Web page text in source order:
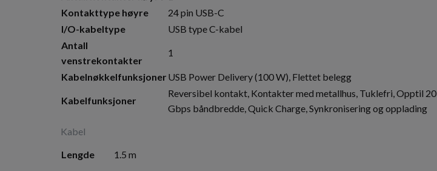
Kabel
Kontakttype høyre
24 pin USB-C
I/O-kabeltype
USB type C-kabel
Antall
venstrekontakter
1
Kabelnøkkelfunksjoner USB Power Delivery (100 W), Flettet belegg
Kabelfunksjoner
Reversibel kontakt, Kontakter med metallhus, Tuklefri, Opptil 20
Gbps båndbredde, Quick Charge, Synkronisering og opplading
Lengde 1.5 m